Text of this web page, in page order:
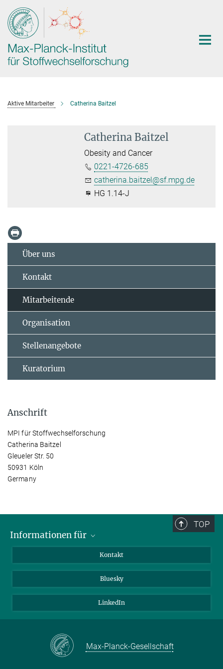
Hauptinhalt
Aktive Mitarbeiter Catherina Baitzel
Catherina Baitzel
Obesity and Cancer
0221-4726-685
catherina.baitzel@sf.mpg.de
HG 1.14-J
Über uns
Kontakt
Mitarbeitende
Organisation
Stellenangebote
Kuratorium
Anschrift
MPI für Stoffwechselforschung
Catherina Baitzel
Gleueler Str. 50
50931 Köln
Germany
TOP
Informationen für
Bewerbende
Forschende
Kontakt
Bluesky
LinkedIn
Max-Planck-Gesellschaft